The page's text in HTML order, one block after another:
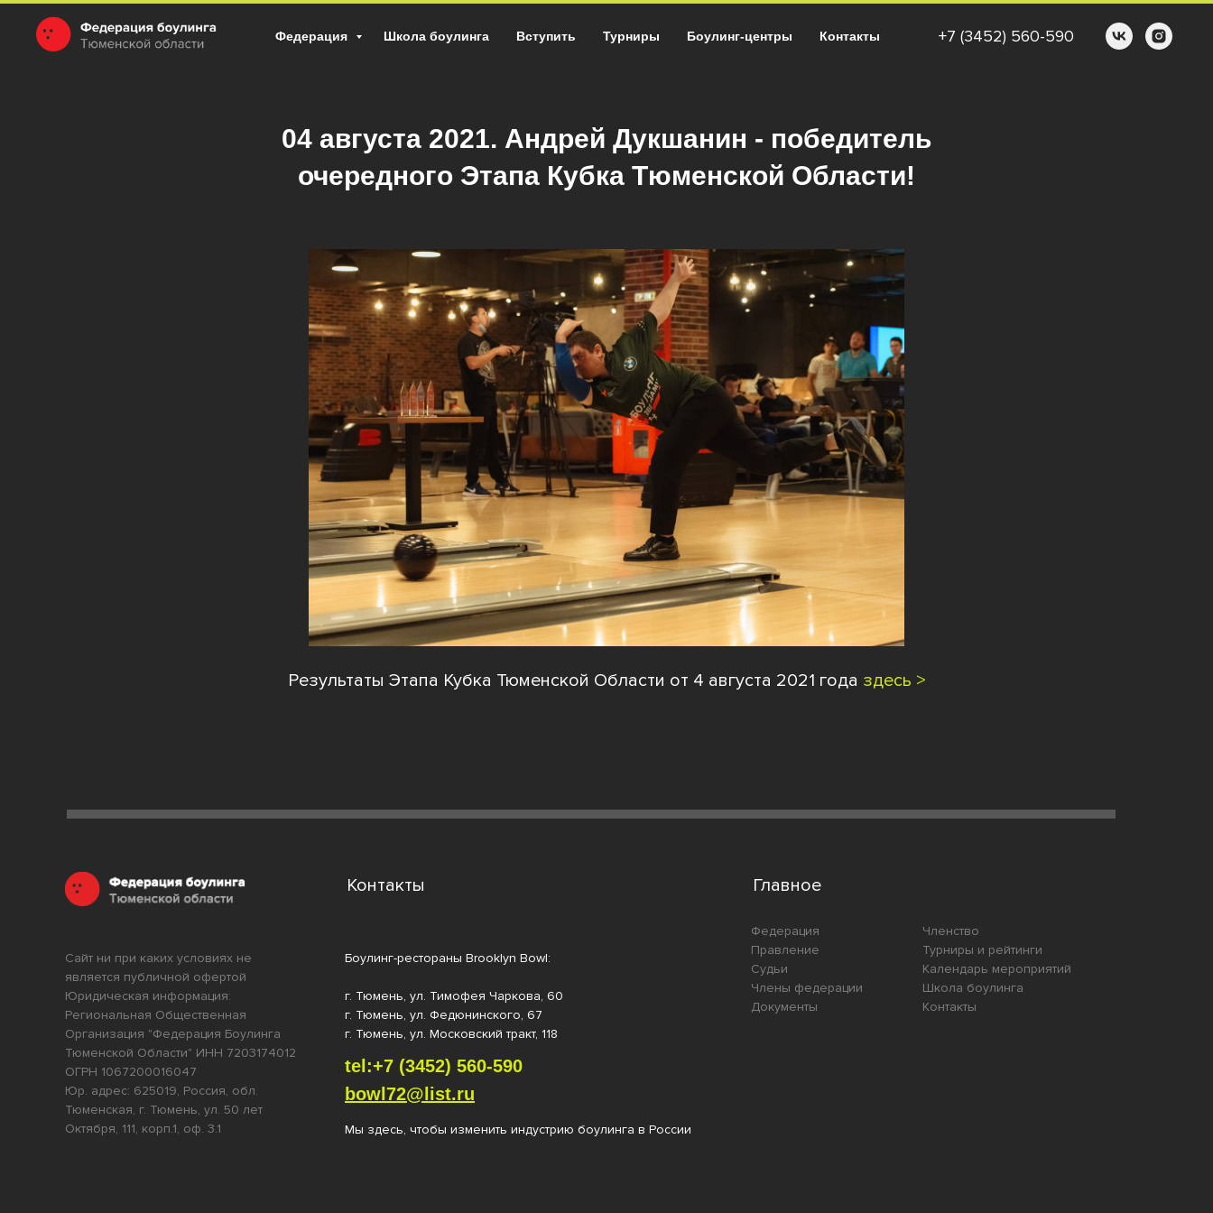
Федерация Школа боулинга Вступить Турниры Боулинг-центры Контакты +7 (3452) 560-590
04 августа 2021. Андрей Дукшанин - победитель
очередного Этапа Кубка Тюменской Области!
Результаты Этапа Кубка Тюменской Области от 4 августа 2021 года здесь >
Сайт ни при каких условиях не
является публичной офертой
Юридическая информация:
Региональная Общественная
Организация "Федерация Боулинга
Тюменской Области" ИНН 7203174012
ОГРН 1067200016047
Юр. адрес: 625019, Россия, обл.
Тюменская, г. Тюмень, ул. 50 лет
Октября, 111, корп.1, оф. 3.1
Контакты
Боулинг-рестораны Brooklyn Bowl:
г. Тюмень, ул. Тимофея Чаркова, 60
г. Тюмень, ул. Федюнинского, 67
г. Тюмень, ул. Московский тракт, 118
tel:+7 (3452) 560-590
bowl72@list.ru
Мы здесь, чтобы изменить индустрию боулинга в России
Главное
Федерация
Правление
Судьи
Члены федерации
Документы
Членство
Турниры и рейтинги
Календарь мероприятий
Школа боулинга
Контакты